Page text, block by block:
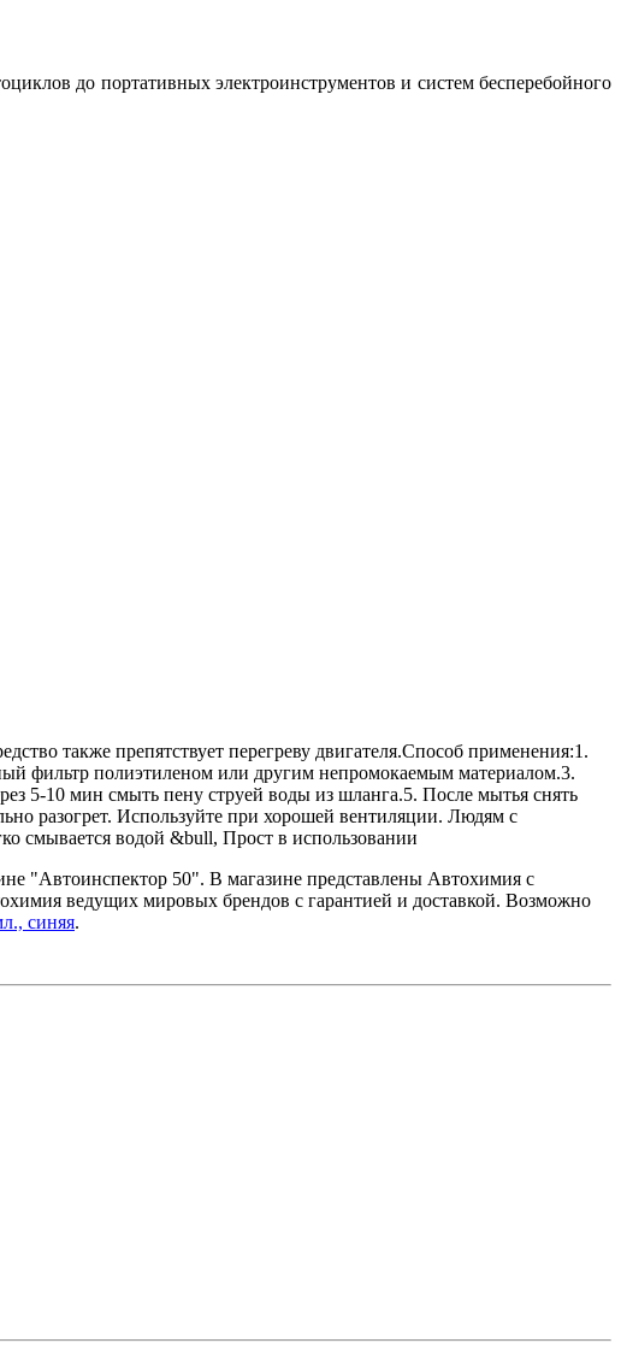
до портативных электроинструментов и систем бесперебойного
также препятствует перегреву двигателя.Способ применения:1.
фильтр полиэтиленом или другим непромокаемым материалом.3.
5-10 мин смыть пену струей воды из шланга.5. После мытья снять
разогрет. Используйте при хорошей вентиляции. Людям с
смывается водой &bull, Прост в использовании
"Автоинспектор 50". В магазине представлены Автохимия с
ведущих мировых брендов с гарантией и доставкой. Возможно
синяя.